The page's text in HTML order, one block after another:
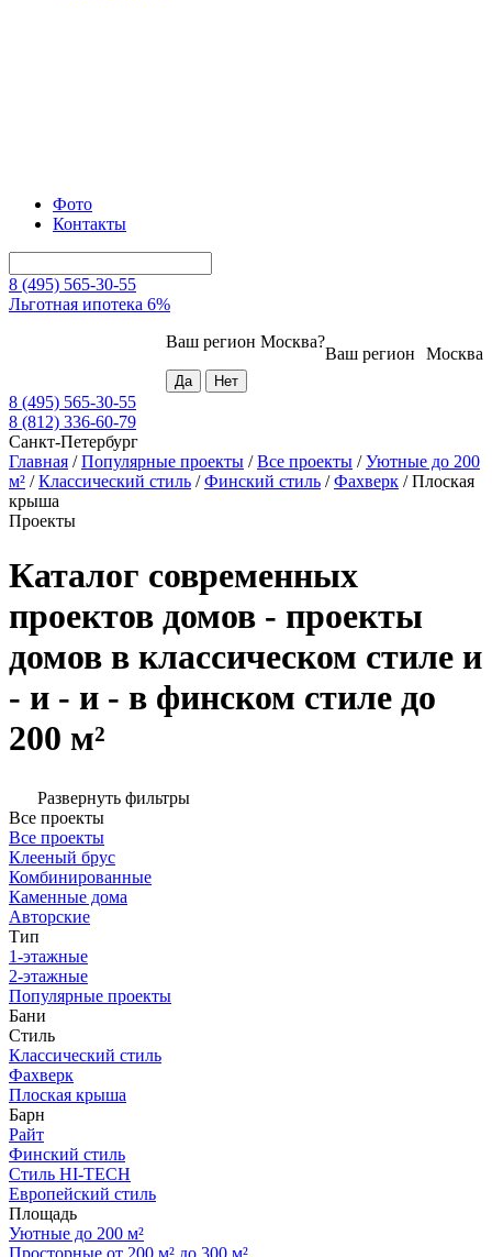
Фото
Контакты
8 (495) 565-30-55
Льготная ипотека 6%
Москва
Ваш регион
Ваш регион Москва?
8 (495) 565-30-55
8 (812) 336-60-79
Санкт-Петербург
Главная /Популярные проекты /Все проекты /Уютные до 200
м² /Классический стиль /Финский стиль /Фахверк /Плоская
крыша
Проекты
Каталог современных
проектов домов - проекты
домов в классическом стиле и
- и - и - в финском стиле до
200 м²
Развернуть фильтры
Все проекты
Все проекты
Клееный брус
Комбинированные
Каменные дома
Авторские
Тип
1-этажные
2-этажные
Популярные проекты
Бани
Стиль
Классический стиль
Фахверк
Плоская крыша
Барн
Райт
Финский стиль
Стиль HI-TECH
Европейский стиль
Площадь
Уютные до 200 м²